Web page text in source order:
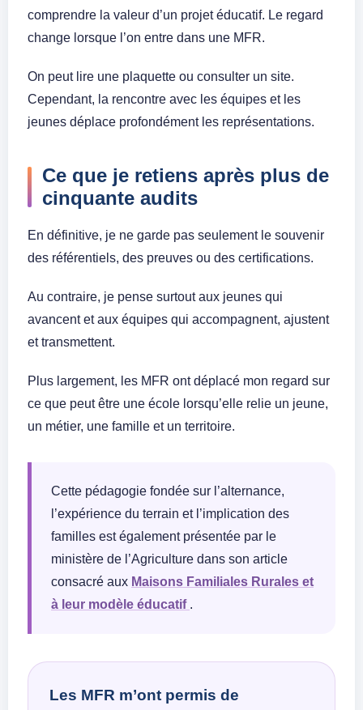
comprendre la valeur d’un projet éducatif. Le regard
change lorsque l’on entre dans une MFR.
On peut lire une plaquette ou consulter un site.
Cependant, la rencontre avec les équipes et les
jeunes déplace profondément les représentations.
Ce que je retiens après plus de
cinquante audits
En définitive, je ne garde pas seulement le souvenir
des référentiels, des preuves ou des certifications.
Au contraire, je pense surtout aux jeunes qui
avancent et aux équipes qui accompagnent, ajustent
et transmettent.
Plus largement, les MFR ont déplacé mon regard sur
ce que peut être une école lorsqu’elle relie un jeune,
un métier, une famille et un territoire.
Cette pédagogie fondée sur l’alternance,
l’expérience du terrain et l’implication des
familles est également présentée par le
ministère de l’Agriculture dans son article
consacré aux Maisons Familiales Rurales et
à leur modèle éducatif .
Les MFR m’ont permis de